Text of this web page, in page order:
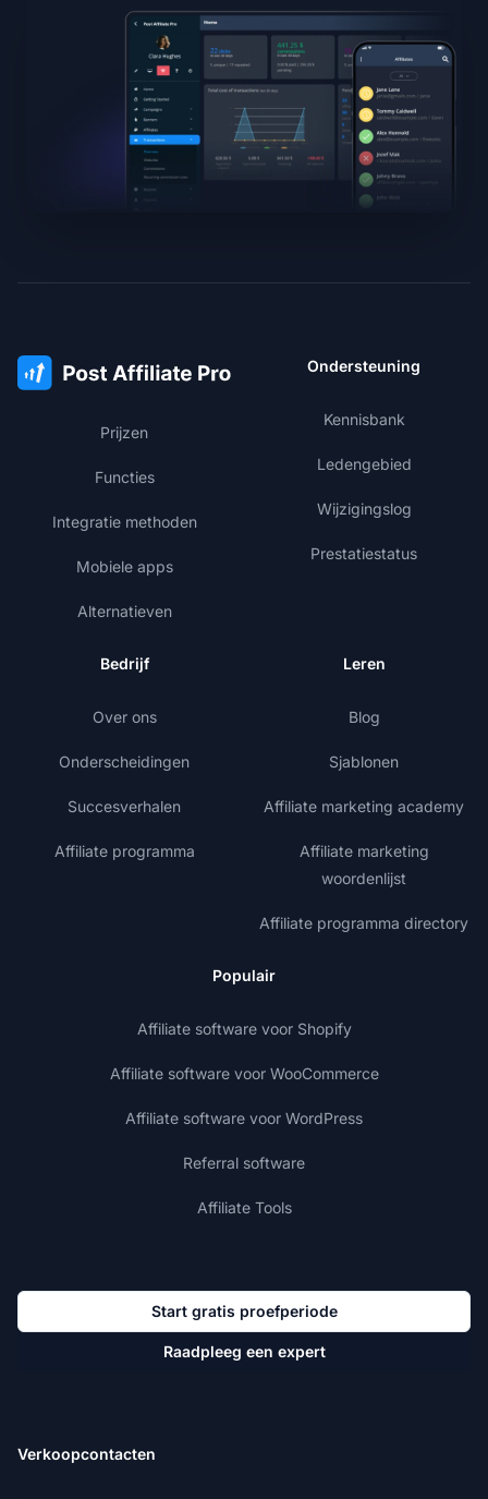
Prijzen
Functies
Integratie methoden
Mobiele apps
Alternatieven
Ondersteuning
Kennisbank
Ledengebied
Wijzigingslog
Prestatiestatus
Bedrijf
Over ons
Onderscheidingen
Succesverhalen
Affiliate programma
Leren
Blog
Sjablonen
Affiliate marketing academy
Affiliate marketing
woordenlijst
Affiliate programma directory
Populair
Affiliate software voor Shopify
Affiliate software voor WooCommerce
Affiliate software voor WordPress
Referral software
Affiliate Tools
Start gratis proefperiode
Raadpleeg een expert
Verkoopcontacten